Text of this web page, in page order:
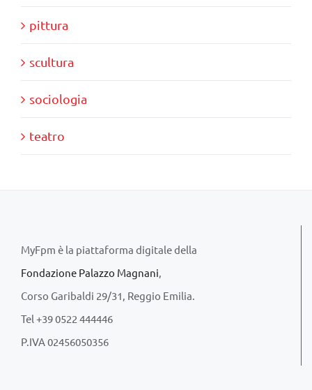
pittura
scultura
sociologia
teatro
MyFpm è la piattaforma digitale della
Fondazione Palazzo Magnani,
Corso Garibaldi 29/31, Reggio Emilia.
Tel +39 0522 444446
P.IVA 02456050356